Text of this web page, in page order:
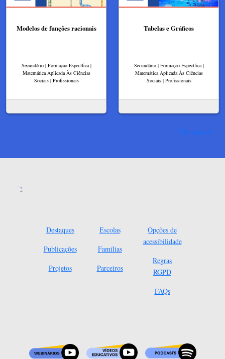
Modelos de funções racionais
Secundário | Formação Específica |
Matemática Aplicada Às Ciências
Sociais | Profissionais
Tabelas e Gráficos
Secundário | Formação Específica |
Matemática Aplicada Às Ciências
Sociais | Profissionais
Ver mais
Destaques
Publicações
Projetos
Escolas
Famílias
Parceiros
Opções de
acessibilidade
Regras
RGPD
FAQs